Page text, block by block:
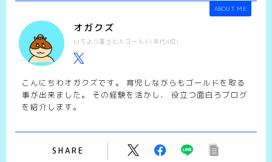
ABOUT ME
オガクズ
いちよう富士ヒルゴールド(年代4位)
こんにちわオガクズです。 育児しながらもゴールドを取る
事が出来ました。 その経験を活かし、 役立つ面白ろブログ
を紹介します。
SHARE